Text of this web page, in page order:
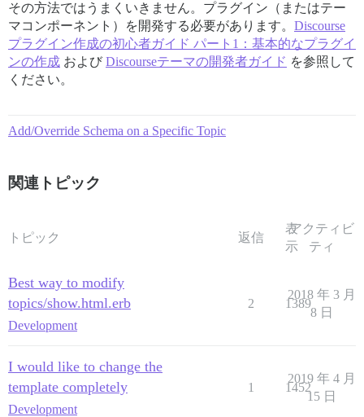
その方法ではうまくいきません。プラグイン（またはテー
マコンポーネント）を開発する必要があります。 Discourse
プラグイン作成の初心者ガイド パート1：基本的なプラグイ
ンの作成 および Discourseテーマの開発者ガイド を参照して
ください。
Add/Override Schema on a Specific Topic
関連トピック
トピック 返信
表
示
アクティビ
ティ
Best way to modify
topics/show.html.erb
Development
2 1389
2018 年 3 月
8 日
I would like to change the
template completely
Development
1 1452
2019 年 4 月
15 日